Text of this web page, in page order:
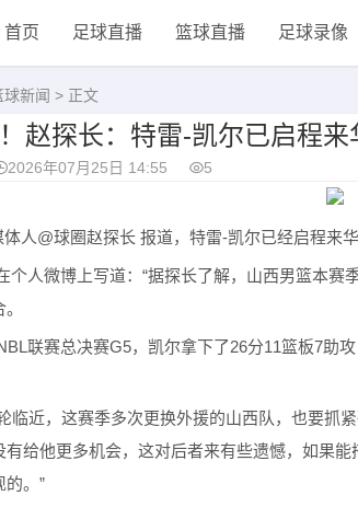
首页 足球直播 篮球直播 足球录像
球新闻 > 正文
赵探长：特雷-凯尔已启程
2026年07月25日 14:55 5
人@球圈赵探长 报道，特雷-凯尔已经启程来
个人微博上写道：“据探长了解，山西男篮本
联赛总决赛G5，凯尔拿下了26分11篮板7助
临近，这赛季多次更换外援的山西队，也要抓
有给他更多机会，这对后者来有些遗憾，如果
的。”